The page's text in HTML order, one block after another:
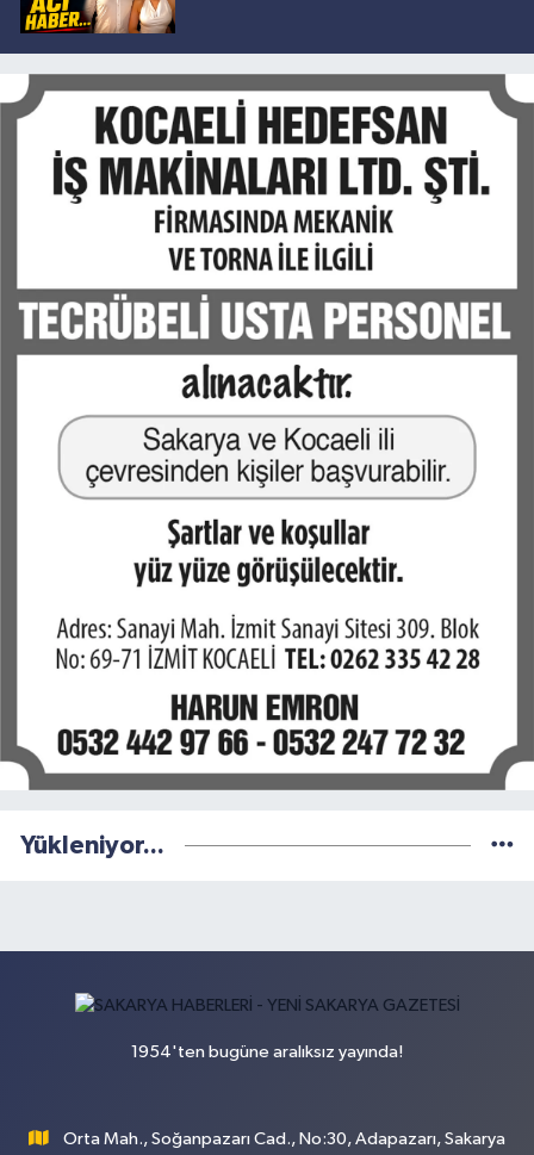
Yükleniyor...
1954'ten bugüne aralıksız yayında!
Orta Mah., Soğanpazarı Cad., No:30, Adapazarı, Sakarya